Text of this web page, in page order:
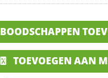
BOODSCHAPPEN
TOEVOEGEN AAN